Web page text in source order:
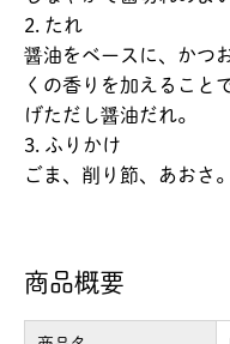
2. たれ
醤油をベースに、かつ
くの香りを加えること
げただし醤油だれ。
3. ふりかけ
ごま、削り節、あおさ。
商品概要